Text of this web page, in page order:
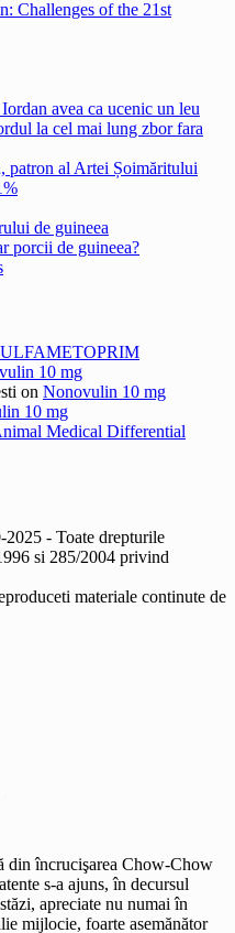
Challenges of the 21st
avea ca ucenic un leu
la cel mai lung zbor fara
patron al Artei Șoimăritului
de guineea
porcii de guineea?
10 mg
on Nonovulin 10 mg
10 mg
Medical Differential
- Toate drepturile
si 285/2004 privind
materiale continute de
din încrucişarea Chow-Chow
s-a ajuns, în decursul
apreciate nu numai în
mijlocie, foarte asemănător